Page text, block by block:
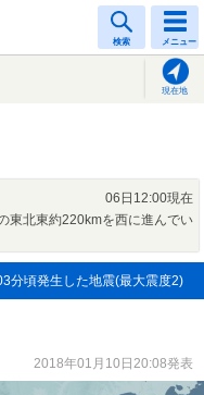
検索 メニュー
現在地
06日12:00現在
東北東約220kmを西に進んでい
分頃発生した地震(最大震度2)
2018年01月10日20:08発表